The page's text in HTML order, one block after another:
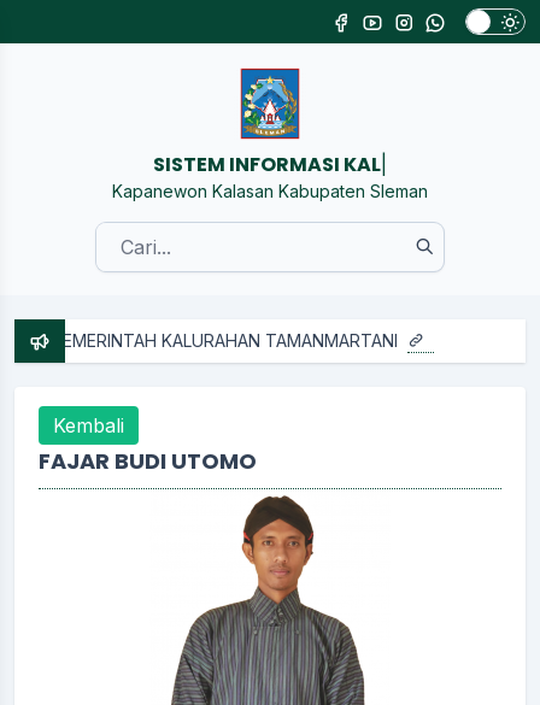
SISTEM|
Kapanewon Kalasan Kabupaten Sleman
TAMANMARTANI
Kembali
FAJAR BUDI UTOMO